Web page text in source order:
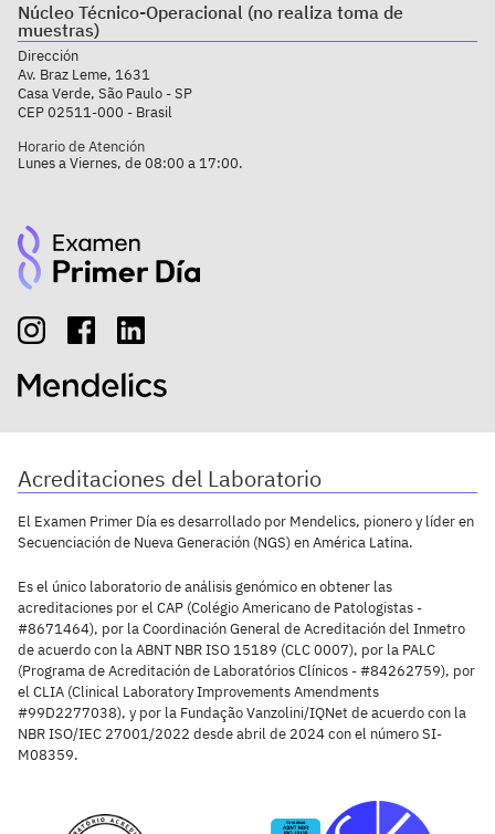
Núcleo Técnico-Operacional (no realiza toma de
muestras)
Dirección
Av. Braz Leme, 1631
Casa Verde, São Paulo - SP
CEP 02511-000 - Brasil
Horario de Atención
Lunes a Viernes, de 08:00 a 17:00.
Acreditaciones del Laboratorio
El Examen Primer Día es desarrollado por Mendelics, pionero y líder en
Secuenciación de Nueva Generación (NGS) en América Latina.
Es el único laboratorio de análisis genómico en obtener las
acreditaciones por el CAP (Colégio Americano de Patologistas -
#8671464), por la Coordinación General de Acreditación del Inmetro
de acuerdo con la ABNT NBR ISO 15189 (CLC 0007), por la PALC
(Programa de Acreditación de Laboratórios Clínicos - #84262759), por
el CLIA (Clinical Laboratory Improvements Amendments
#99D2277038), y por la Fundação Vanzolini/IQNet de acuerdo con la
NBR ISO/IEC 27001/2022 desde abril de 2024 con el número SI-
M08359.